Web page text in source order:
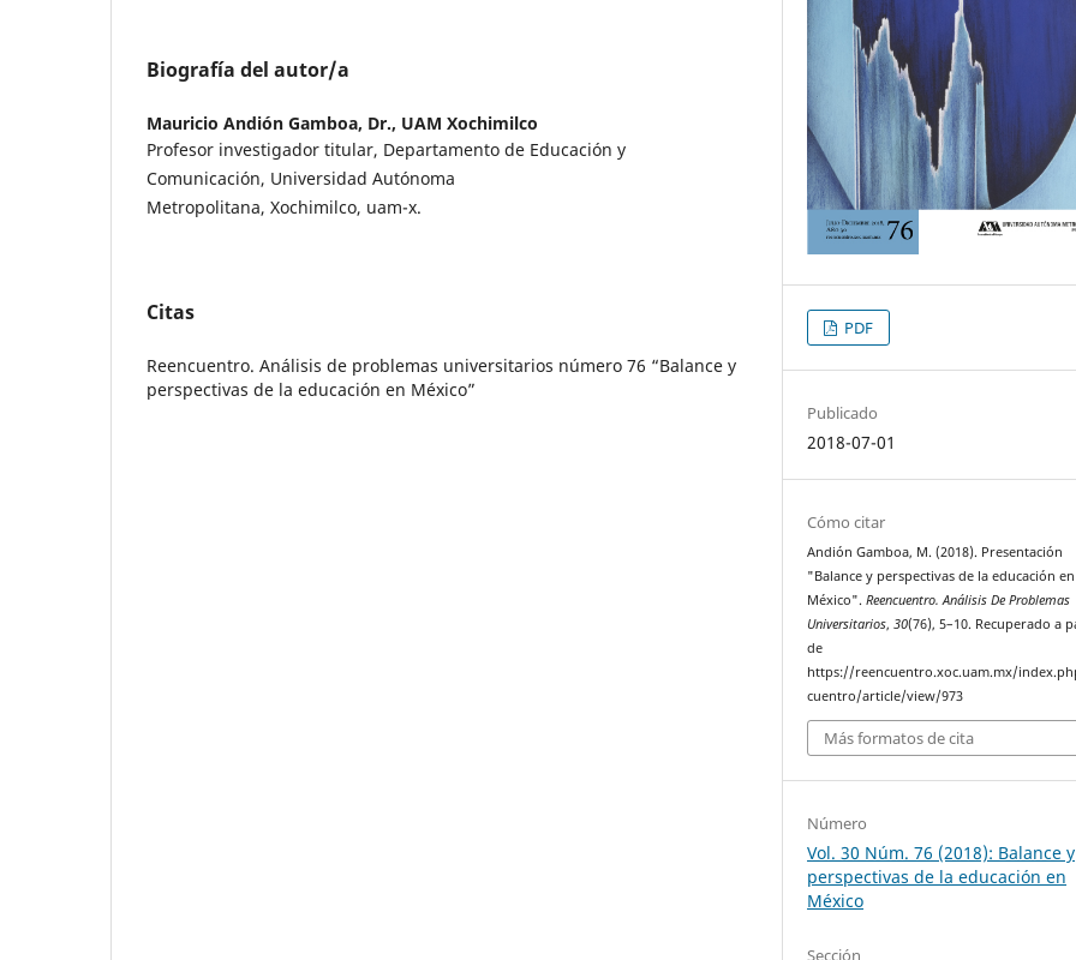
Biografía del autor/a
Mauricio Andión Gamboa, Dr., UAM Xochimilco
Profesor investigador titular, Departamento de Educación y
Comunicación, Universidad Autónoma
Metropolitana, Xochimilco, uam-x.
Citas
Reencuentro. Análisis de problemas universitarios número 76 “Balance y
perspectivas de la educación en México”
PDF
Publicado
2018-07-01
Cómo citar
Andión Gamboa, M. (2018). Presentación
"Balance y perspectivas de la educación en
México".Reencuentro. Análisis De Problemas
Universitarios,30(76), 5–10. Recuperado a
de
https://reencuentro.xoc.uam.mx/
cuentro/article/view/973
Más formatos de cita
Número
Vol. 30 Núm. 76 (2018): Balance y
perspectivas de la educación en
México
Sección